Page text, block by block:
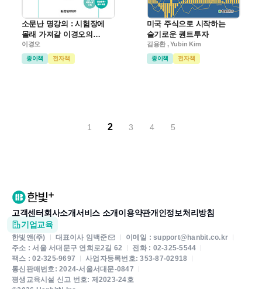
소문난 명강의 : 시험장에
몰래 가져갈 이경오의
SQL+SQLD 비밀노트
이경오
종이책 전자책
미국 주식으로 시작하는
슬기로운 퀀트투자
김용환 , Yubin Kim
종이책 전자책
1 2 3 4 5
고객센터 회사소개서비스 소개 이용약관개인정보처리방침
기업교육
한빛앤(주) 대표이사 임백준
이메일 : support@hanbit.co.kr
주소 : 서울 서대문구 연희로2길 62
전화 : 02-325-5544
팩스 : 02-325-9697
사업자등록번호: 353-87-02918
통신판매번호: 2024-서울서대문-0847
평생교육시설 신고 번호: 제2023-24호